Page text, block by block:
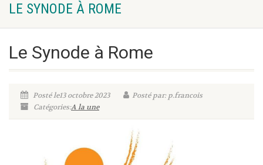
LE SYNODE À ROME
Le Synode à Rome
Posté le13 octobre 2023
Posté par: p.francois
Catégories:A la une